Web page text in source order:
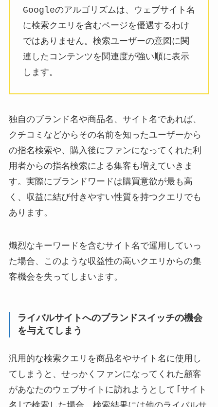
Googleのアルゴリズムは、ウェブサイト名
に検索クエリを含むページを優遇するわけ
ではありません。検索ユーザーの意図に関
連したコンテンツを関連度が強い順に表示
します。
独自のブランド名や商品名、サイト名であれば、
クチコミなどからその名前を知ったユーザーから
の指名検索や、購入後にファンになってくれた利
用者からの指名検索による集客も増えていきま
す。実際にブランドワードは購買意欲が最も高
く、収益に結び付きやすい性質を持つクエリでも
あります。
熾烈なキーワードを含むサイト名で運用していっ
た場合、このような収益性の高いクエリからの集
客機会を失ってしまいます。
ライバルサイトへのブランドスイッチの機会
を与えてしまう
汎用的な検索クエリを商品名やサイト名に使用し
てしまうと、せっかくファンになってくれた顧客
があなたのウェブサイトに訪れようとして「サイト